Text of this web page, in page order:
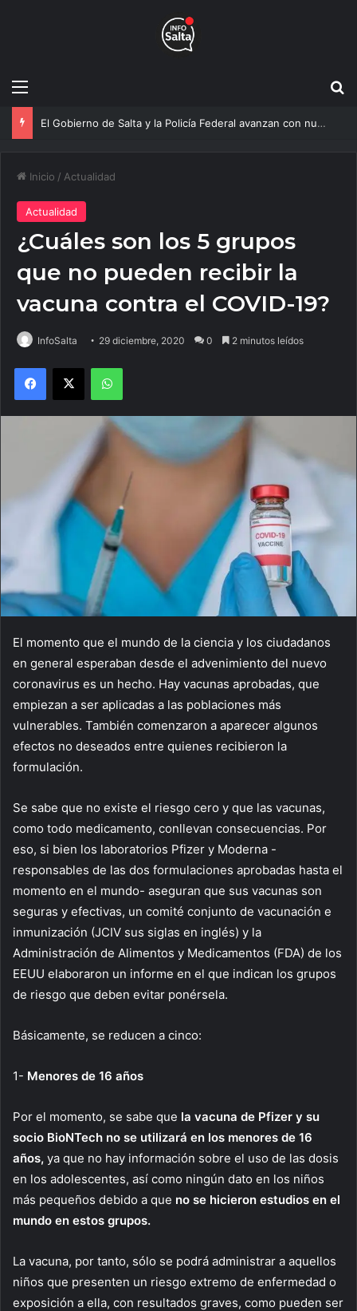
Menú
Más agua para Salta: Construyen una obra clave que mejorará el servicio a 20 mil vecinos
Inicio / Actualidad
Actualidad
¿Cuáles son los 5 grupos
que no pueden recibir la
vacuna contra el COVID-19?
InfoSalta 29 diciembre, 2020 0 2 minutos leídos
Facebook
X WhatsApp
El momento que el mundo de la ciencia y los ciudadanos
en general esperaban desde el advenimiento del nuevo
coronavirus es un hecho. Hay vacunas aprobadas, que
empiezan a ser aplicadas a las poblaciones más
vulnerables. También comenzaron a aparecer algunos
efectos no deseados entre quienes recibieron la
formulación.
Se sabe que no existe el riesgo cero y que las vacunas,
como todo medicamento, conllevan consecuencias. Por
eso, si bien los laboratorios Pfizer y Moderna -
responsables de las dos formulaciones aprobadas hasta el
momento en el mundo- aseguran que sus vacunas son
seguras y efectivas, un comité conjunto de vacunación e
inmunización (JCIV sus siglas en inglés) y la
Administración de Alimentos y Medicamentos (FDA) de los
EEUU elaboraron un informe en el que indican los grupos
de riesgo que deben evitar ponérsela.
Básicamente, se reducen a cinco:
1- Menores de 16 años
Por el momento, se sabe que la vacuna de Pfizer y su
socio BioNTech no se utilizará en los menores de 16
años, ya que no hay información sobre el uso de las dosis
en los adolescentes, así como ningún dato en los niños
más pequeños debido a que no se hicieron estudios en el
mundo en estos grupos.
La vacuna, por tanto, sólo se podrá administrar a aquellos
niños que presenten un riesgo extremo de enfermedad o
exposición a ella, con resultados graves, como pueden ser